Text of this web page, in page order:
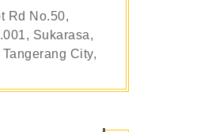
Rd No.50,
Sukarasa,
City,